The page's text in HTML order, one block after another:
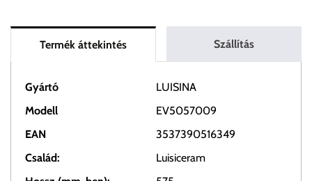
Termék áttekintés Szállítás
Gyártó
LUISINA
Modell
EV5057009
EAN
3537390516349
Család:
Luisiceram